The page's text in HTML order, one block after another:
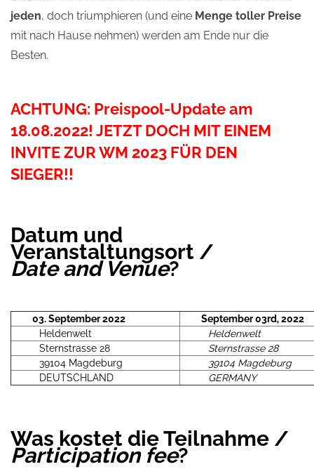
jeden, doch triumphieren (und eine Menge toller Preise
mit nach Hause nehmen) werden am Ende nur die
Besten.
ACHTUNG: Preispool-Update am
18.08.2022! JETZT DOCH MIT EINEM
INVITE ZUR WM 2023 FÜR DEN
SIEGER!!
Datum und
Veranstaltungsort /
Date and Venue?
03. September 2022
September 03rd, 2022
Heldenwelt
Heldenwelt
Sternstrasse 28
Sternstrasse 28
39104 Magdeburg
39104 Magdeburg
DEUTSCHLAND
GERMANY
Was kostet die Teilnahme /
Participation fee?